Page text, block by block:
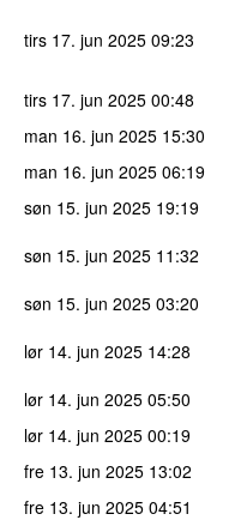
tirs 17. jun 2025 09:23
tirs 17. jun 2025 00:48
man 16. jun 2025 15:30
man 16. jun 2025 06:19
søn 15. jun 2025 19:19
søn 15. jun 2025 11:32
søn 15. jun 2025 03:20
lør 14. jun 2025 14:28
lør 14. jun 2025 05:50
lør 14. jun 2025 00:19
fre 13. jun 2025 13:02
fre 13. jun 2025 04:51